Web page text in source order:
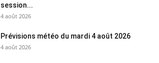
session...
4 août 2026
Prévisions météo du mardi 4 août 2026
4 août 2026